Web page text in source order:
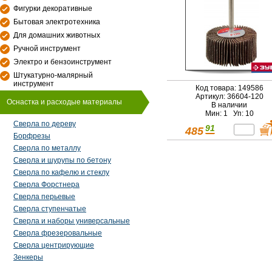
Фигурки декоративные
Бытовая электротехника
Для домашних животных
Ручной инструмент
Электро и бензоинструмент
Штукатурно-малярный
инструмент
Оснастка и расходые материалы
Сверла по дереву
Борфрезы
Сверла по металлу
Сверла и шурупы по бетону
Сверла по кафелю и стеклу
Сверла Форстнера
Сверла перьевые
Сверла ступенчатые
Сверла и наборы универсальные
Сверла фрезеровальные
Сверла центрирующие
Зенкеры
Код товара: 149586
Артикул: 36604-120
В наличии
Мин: 1 Уп: 10
485 91